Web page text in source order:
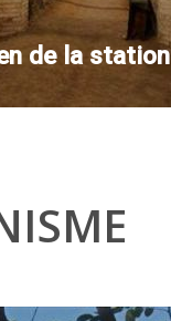
de la station